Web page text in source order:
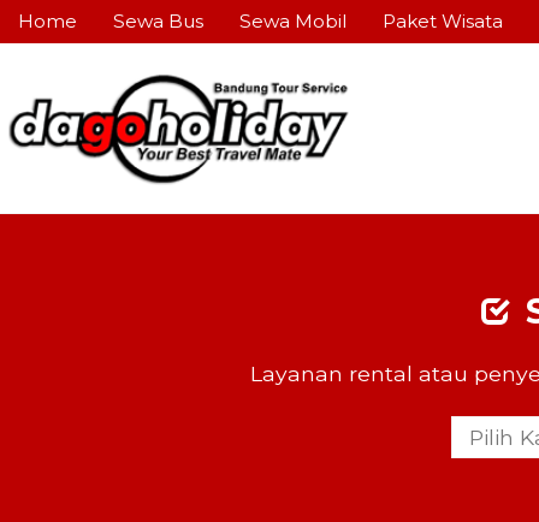
Home Sewa Bus Sewa Mobil Paket Wisata
Layanan rental atau